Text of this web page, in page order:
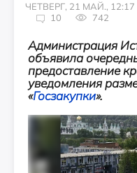
ЧЕТВЕРГ, 21 МАЙ., 12:17
10
742
Администрация
объявила
предоставление
уведомления
«Госзакупки».